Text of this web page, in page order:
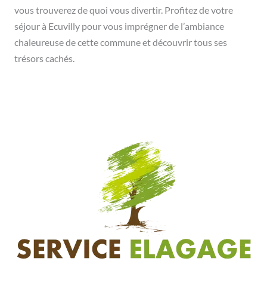
vous trouverez de quoi vous divertir. Profitez de votre
séjour à Ecuvilly pour vous imprégner de l’ambiance
chaleureuse de cette commune et découvrir tous ses
trésors cachés.